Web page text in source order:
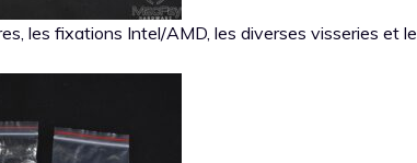
les fixations Intel/AMD, les diverses visseries et